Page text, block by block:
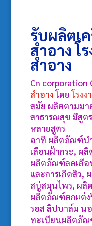
รับผลิตเ
สำอาง โ
สำอาง
Cn corporation
สำอางโดยโรงง
สมัย ผลิตตามมา
สาธารณสุข มีสูต
หลายสูตร
อาทิ ผลิตภัณฑ์บำ
เลือนฝ้ากระ, ผ
ผลิตภัณฑ์ลดเลือ
และการเกิดสิว
สบู่สมุนไพร, ผลิ
ผลิตภัณฑ์ตกแต่ง
รอส ลิปบาล์ม น
ทะเบียนผลิตภัณ